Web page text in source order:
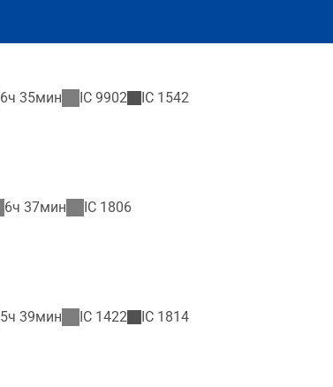
6ч 35мин IC 9902 IC 1542
6ч 37мин IC 1806
5ч 39мин IC 1422 IC 1814